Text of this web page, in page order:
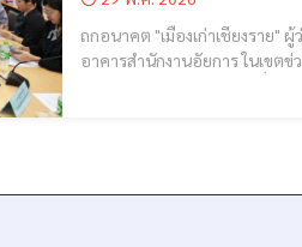
ถกอนาคต "เมืองเก่าเชียงราย"
อาคารสำนักงานอัยการ ในเขตข่ว